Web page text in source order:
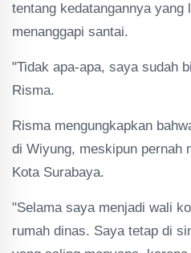
tentang kedatangannya yang
menanggapi santai.
"Tidak apa-apa, saya sudah
Risma.
Risma mengungkapkan
di Wiyung, meskipun pernah
Kota Surabaya.
"Selama saya menjadi wali
rumah dinas. Saya tetap di